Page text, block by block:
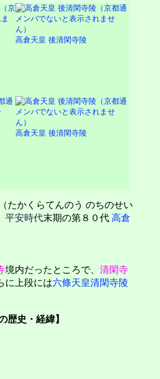
高倉天皇 後清閑寺陵
高倉天皇 後清閑寺陵
たかくらてんのう のちのせい
平安時代末期の第８０代 高倉
境内だったところで、 清閑寺
に上段には六條天皇清閑寺陵
歴史・経緯】